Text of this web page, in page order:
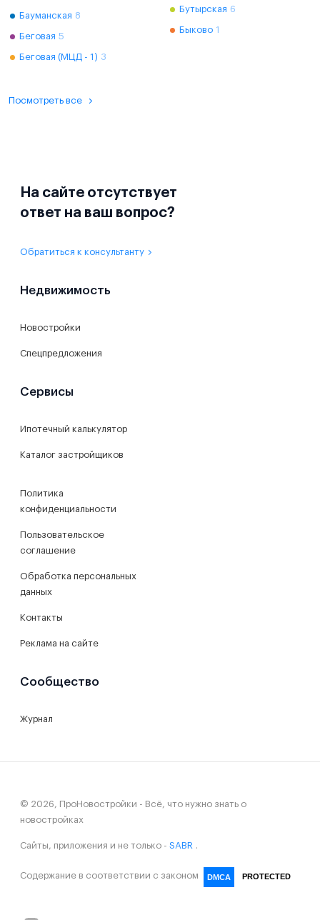
Бауманская 8
Беговая 5
Беговая (МЦД - 1) 3
Бутырская 6
Быково 1
Посмотреть все
На сайте отсутствует
ответ на ваш вопрос?
Обратиться к консультанту
Недвижимость
Новостройки
Спецпредложения
Сервисы
Ипотечный калькулятор
Каталог застройщиков
Политика
конфиденциальности
Пользовательское
соглашение
Обработка персональных
данных
Контакты
Реклама на сайте
Сообщество
Журнал
© 2026, ПроНовостройки - Всё, что нужно знать о
новостройках
Сайты, приложения и не только - SABR .
Содержание в соответствии с законом DMCA PROTECTED